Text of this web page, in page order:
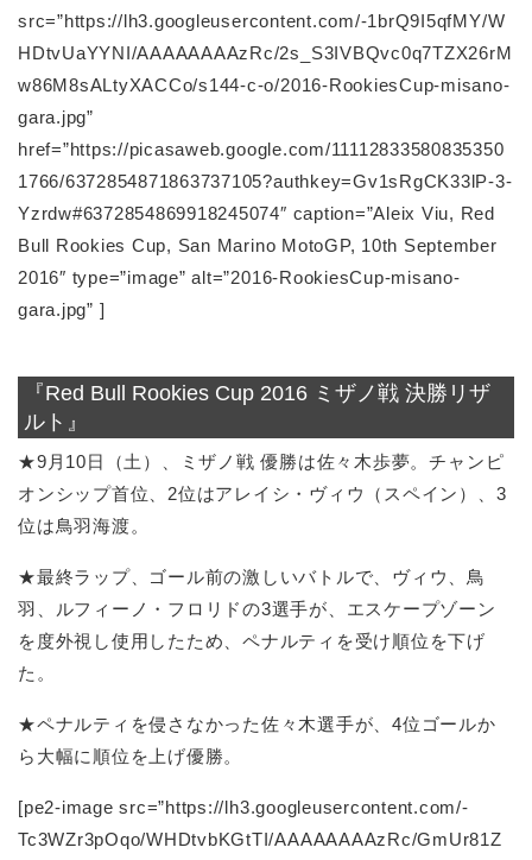
src=”https://lh3.googleusercontent.com/-1brQ9I5qfMY/W
HDtvUaYYNI/AAAAAAAAzRc/2s_S3IVBQvc0q7TZX26rM
w86M8sALtyXACCo/s144-c-o/2016-RookiesCup-misano-
gara.jpg”
href=”https://picasaweb.google.com/11112833580835350
1766/6372854871863737105?authkey=Gv1sRgCK33lP-3-
Yzrdw#6372854869918245074″ caption=”Aleix Viu, Red
Bull Rookies Cup, San Marino MotoGP, 10th September
2016″ type=”image” alt=”2016-RookiesCup-misano-
gara.jpg” ]
『Red Bull Rookies Cup 2016 ミザノ戦 決勝リザ
ルト』
★9月10日（土）、ミザノ戦 優勝は佐々木歩夢。チャンピ
オンシップ首位、2位はアレイシ・ヴィウ（スペイン）、3
位は鳥羽海渡。
★最終ラップ、ゴール前の激しいバトルで、ヴィウ、鳥
羽、ルフィーノ・フロリドの3選手が、エスケープゾーン
を度外視し使用したため、ペナルティを受け順位を下げ
た。
★ペナルティを侵さなかった佐々木選手が、4位ゴールか
ら大幅に順位を上げ優勝。
[pe2-image src=”https://lh3.googleusercontent.com/-
Tc3WZr3pOqo/WHDtvbKGtTI/AAAAAAAAzRc/GmUr81Z